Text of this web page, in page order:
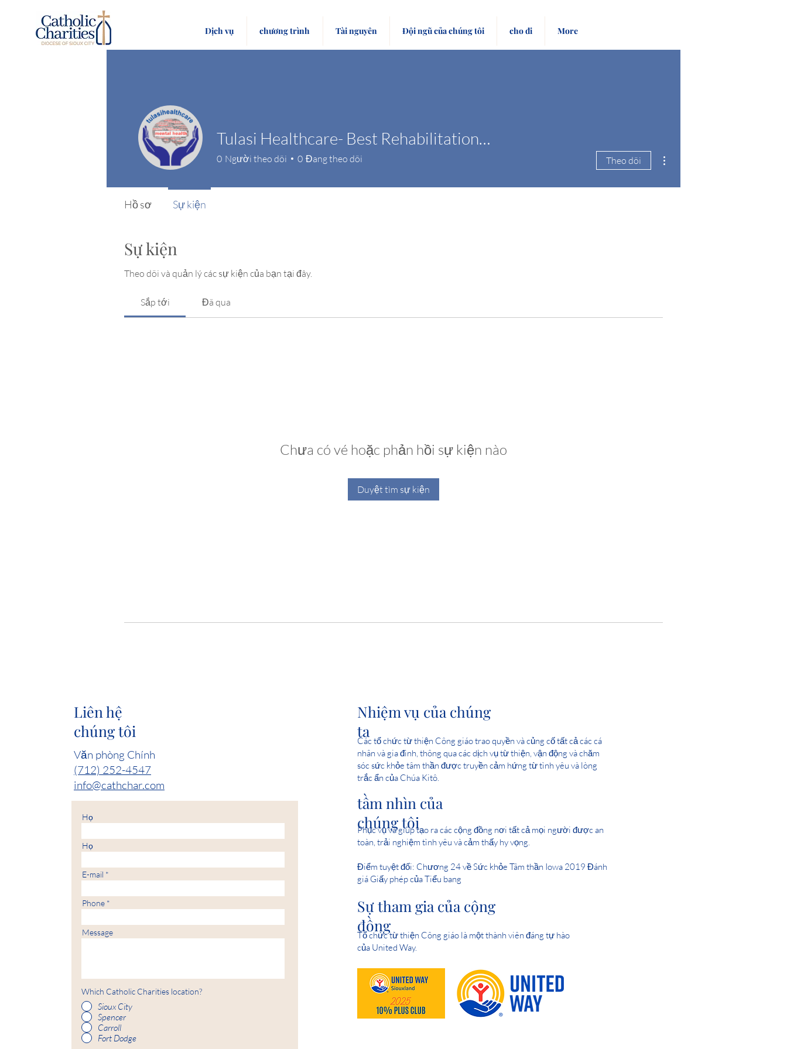
Dịch vụ chương trình Tài nguyên Đội ngũ của chúng tôi cho đi More
Sự kiện
Theo dõi và quản lý các sự kiện của bạn tại đây.
Sắp tới Đã qua
Chưa có vé hoặc phản hồi sự kiện nào
Duyệt tìm sự kiện
Tulasi Healthcare- Best Rehabilitation Centre
0 Người theo dõi 0 Đang theo dõi Theo dõi
Hồ sơ Sự kiện
Liên hệ
chúng tôi
Văn phòng Chính
(712) 252-4547
info@cathchar.com
Họ
Họ
E-mail
Phone
Message
Which Catholic Charities location?
Sioux City
Spencer
Carroll
Fort Dodge
Các tổ chức từ thiện Công giáo trao quyền và củng cố tất cả các cá
nhân và gia đình, thông qua các dịch vụ từ thiện, vận động và chăm
sóc sức khỏe tâm thần được truyền cảm hứng từ tình yêu và lòng
trắc ẩn của Chúa Kitô.
Nhiệm vụ của chúng
ta
tầm nhìn của
chúng tôi
Phục vụ và giúp tạo ra các cộng đồng nơi tất cả mọi người được an
toàn, trải nghiệm tình yêu và cảm thấy hy vọng.
Điểm tuyệt đối: Chương 24 về Sức khỏe Tâm thần Iowa 2019 Đánh
giá Giấy phép của Tiểu bang
Sự tham gia của cộng
đồng
Tổ chức từ thiện Công giáo là một thành viên đáng tự hào
của United Way.